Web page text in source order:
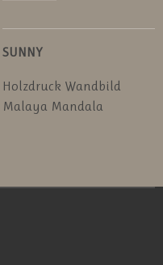
SUNNY
Holzdruck Wandbild
Malaya Mandala